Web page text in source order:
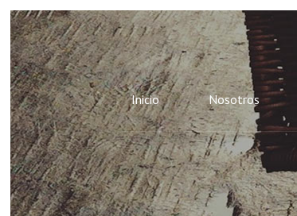
Inicio Nosotros